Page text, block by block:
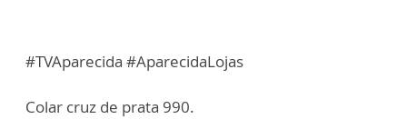
#TVAparecida #AparecidaLojas
Colar cruz de prata 990.